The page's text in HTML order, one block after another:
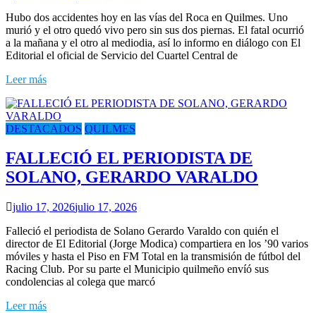
Hubo dos accidentes hoy en las vías del Roca en Quilmes. Uno
murió y el otro quedó vivo pero sin sus dos piernas. El fatal ocurrió
a la mañana y el otro al mediodia, así lo informo en diálogo con El
Editorial el oficial de Servicio del Cuartel Central de
Leer más
DESTACADOS QUILMES
FALLECIÓ EL PERIODISTA DE
SOLANO, GERARDO VARALDO
julio 17, 2026julio 17, 2026
Falleció el periodista de Solano Gerardo Varaldo con quién el
director de El Editorial (Jorge Modica) compartiera en los ’90 varios
móviles y hasta el Piso en FM Total en la transmisión de fútbol del
Racing Club. Por su parte el Municipio quilmeño envíó sus
condolencias al colega que marcó
Leer más